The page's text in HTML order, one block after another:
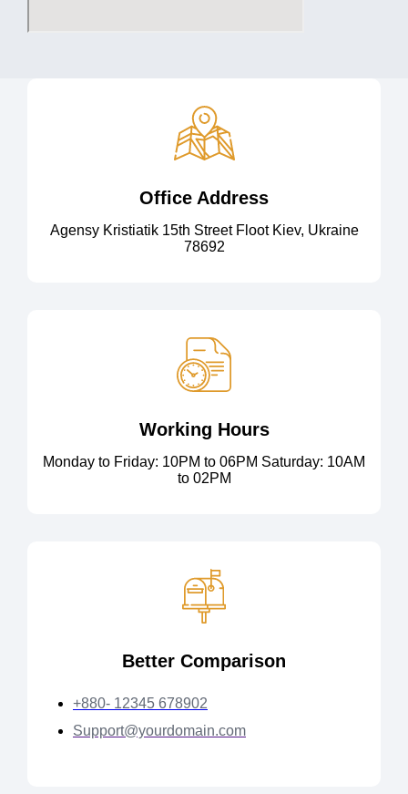
Office Address
Agensy Kristiatik 15th Street Floot Kiev, Ukraine
78692
Working Hours
Monday to Friday: 10PM to 06PM Saturday: 10AM
to 02PM
Better Comparison
+880- 12345 678902
Support@yourdomain.com